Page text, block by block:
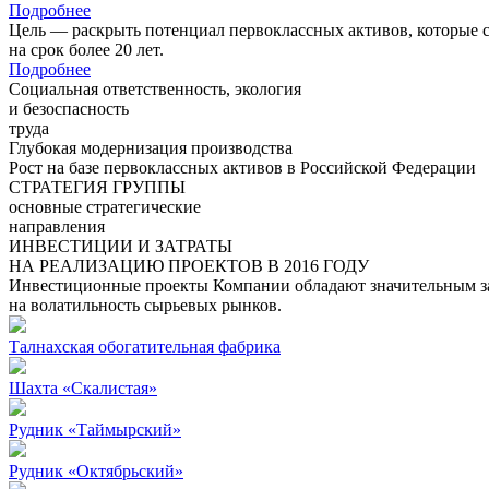
Подробнее
Цель — раскрыть потенциал первоклассных активов,
на срок более 20 лет.
Подробнее
Социальная ответственность, экология
и безоспасность
труда
Глубокая модернизация производства
Рост на базе первоклассных активов в Российской Федерации
СТРАТЕГИЯ ГРУППЫ
основные стратегические
направления
ИНВЕСТИЦИИ И ЗАТРАТЫ
НА РЕАЛИЗАЦИЮ ПРОЕКТОВ В 2016 ГОДУ
Инвестиционные проекты Компании обладают значительным
на волатильность сырьевых рынков.
Талнахская обогатительная фабрика
Шахта «Скалистая»
Рудник «Таймырский»
Рудник «Октябрьский»